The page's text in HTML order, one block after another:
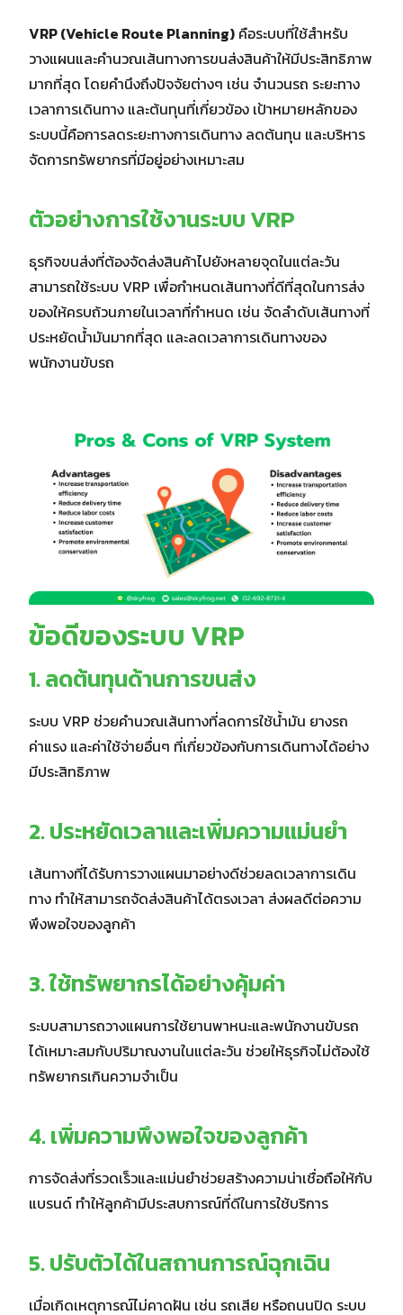
VRP (Vehicle Route Planning) คือระบบที่ใช้สำหรับ
วางแผนและคำนวณเส้นทางการขนส่งสินค้าให้มีประสิทธิภาพ
มากที่สุด โดยคำนึงถึงปัจจัยต่างๆ เช่น จำนวนรถ ระยะทาง
เวลาการเดินทาง และต้นทุนที่เกี่ยวข้อง เป้าหมายหลักของ
ระบบนี้คือการลดระยะทางการเดินทาง ลดต้นทุน และบริหาร
จัดการทรัพยากรที่มีอยู่อย่างเหมาะสม
ตัวอย่างการใช้งานระบบ VRP
ธุรกิจขนส่งที่ต้องจัดส่งสินค้าไปยังหลายจุดในแต่ละวัน
สามารถใช้ระบบ VRP เพื่อกำหนดเส้นทางที่ดีที่สุดในการส่ง
ของให้ครบถ้วนภายในเวลาที่กำหนด เช่น จัดลำดับเส้นทางที่
ประหยัดน้ำมันมากที่สุด และลดเวลาการเดินทางของ
พนักงานขับรถ
ข้อดีของระบบ VRP
1. ลดต้นทุนด้านการขนส่ง
ระบบ VRP ช่วยคำนวณเส้นทางที่ลดการใช้น้ำมัน ยางรถ
ค่าแรง และค่าใช้จ่ายอื่นๆ ที่เกี่ยวข้องกับการเดินทางได้อย่าง
มีประสิทธิภาพ
2. ประหยัดเวลาและเพิ่มความแม่นยำ
เส้นทางที่ได้รับการวางแผนมาอย่างดีช่วยลดเวลาการเดิน
ทาง ทำให้สามารถจัดส่งสินค้าได้ตรงเวลา ส่งผลดีต่อความ
พึงพอใจของลูกค้า
3. ใช้ทรัพยากรได้อย่างคุ้มค่า
ระบบสามารถวางแผนการใช้ยานพาหนะและพนักงานขับรถ
ได้เหมาะสมกับปริมาณงานในแต่ละวัน ช่วยให้ธุรกิจไม่ต้องใช้
ทรัพยากรเกินความจำเป็น
4. เพิ่มความพึงพอใจของลูกค้า
การจัดส่งที่รวดเร็วและแม่นยำช่วยสร้างความน่าเชื่อถือให้กับ
แบรนด์ ทำให้ลูกค้ามีประสบการณ์ที่ดีในการใช้บริการ
5. ปรับตัวได้ในสถานการณ์ฉุกเฉิน
เมื่อเกิดเหตุการณ์ไม่คาดฝัน เช่น รถเสีย หรือถนนปิด ระบบ